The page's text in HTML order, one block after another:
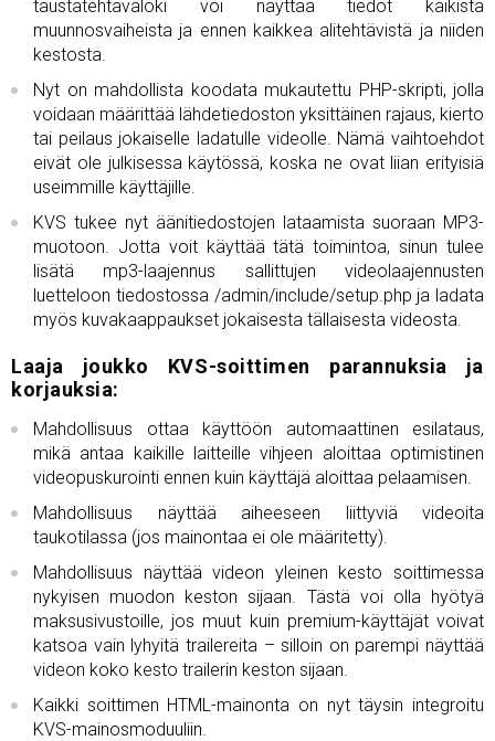
taustatehtäväloki voi näyttää tiedot kaikista
muunnosvaiheista ja ennen kaikkea alitehtävistä ja niiden
kestosta.
Nyt on mahdollista koodata mukautettu PHP-skripti, jolla
voidaan määrittää lähdetiedoston yksittäinen rajaus, kierto
tai peilaus jokaiselle ladatulle videolle. Nämä vaihtoehdot
eivät ole julkisessa käytössä, koska ne ovat liian erityisiä
useimmille käyttäjille.
KVS tukee nyt äänitiedostojen lataamista suoraan MP3-
muotoon. Jotta voit käyttää tätä toimintoa, sinun tulee
lisätä mp3-laajennus sallittujen videolaajennusten
luetteloon tiedostossa /admin/include/setup.php ja ladata
myös kuvakaappaukset jokaisesta tällaisesta videosta.
Laaja joukko KVS-soittimen parannuksia ja
korjauksia:
Mahdollisuus ottaa käyttöön automaattinen esilataus,
mikä antaa kaikille laitteille vihjeen aloittaa optimistinen
videopuskurointi ennen kuin käyttäjä aloittaa pelaamisen.
Mahdollisuus näyttää aiheeseen liittyviä videoita
taukotilassa (jos mainontaa ei ole määritetty).
Mahdollisuus näyttää videon yleinen kesto soittimessa
nykyisen muodon keston sijaan. Tästä voi olla hyötyä
maksusivustoille, jos muut kuin premium-käyttäjät voivat
katsoa vain lyhyitä trailereita – silloin on parempi näyttää
videon koko kesto trailerin keston sijaan.
Kaikki soittimen HTML-mainonta on nyt täysin integroitu
KVS-mainosmoduuliin.